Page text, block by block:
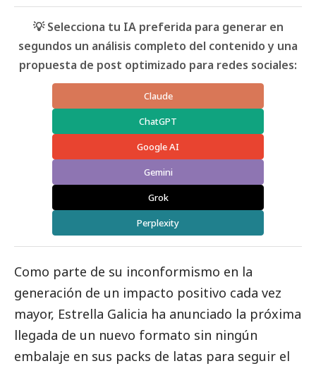
💡 Selecciona tu IA preferida para generar en
segundos un análisis completo del contenido y una
propuesta de post optimizado para redes sociales:
Claude
ChatGPT
Google AI
Gemini
Grok
Perplexity
Como parte de su inconformismo en la
generación de un impacto positivo cada vez
mayor, Estrella Galicia ha anunciado la próxima
llegada de un nuevo formato sin ningún
embalaje en sus packs de latas para seguir el